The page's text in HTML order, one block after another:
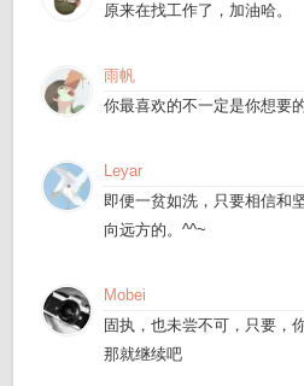
原来在找工作了，加油哈。
雨帆
你最喜欢的不一定是你想要
Leyar
即便一贫如洗，只要相信和
向远方的。^^~
Mobei
固执，也未尝不可，只要，
那就继续吧